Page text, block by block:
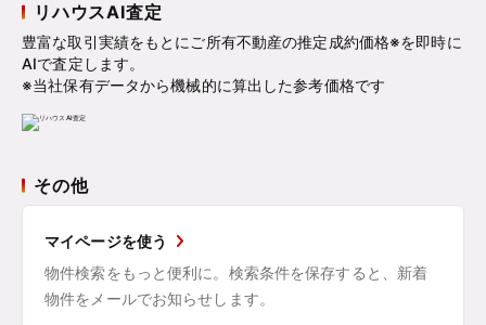
リハウスAI査定
豊富な取引実績をもとにご所有不動産の推定成約価格※を即時に
AIで査定します。
※当社保有データから機械的に算出した参考価格です
その他
マイページを使う
物件検索をもっと便利に。検索条件を保存すると、新着
物件をメールでお知らせします。